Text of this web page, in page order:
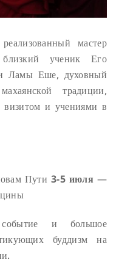
мастер
ученик Его
Ламы Еше, духовный
традиции,
визитом и учениями в
Пути 3-5 июля —
и большое
буддизм на